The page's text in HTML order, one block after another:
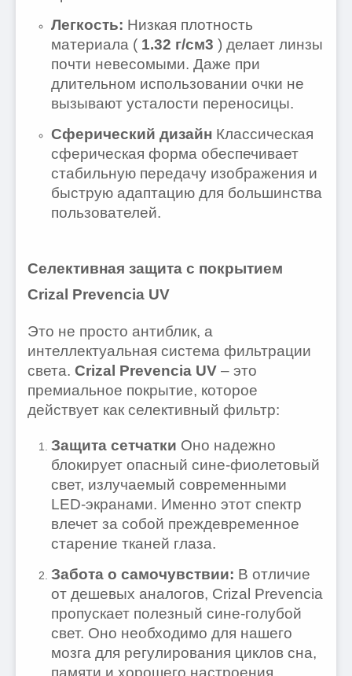
Легкость: Низкая плотность
материала ( 1.32 г/см3 ) делает линзы
почти невесомыми. Даже при
длительном использовании очки не
вызывают усталости переносицы.
Сферический дизайн Классическая
сферическая форма обеспечивает
стабильную передачу изображения и
быструю адаптацию для большинства
пользователей.
Селективная защита с покрытием
Crizal Prevencia UV
Это не просто антиблик, а
интеллектуальная система фильтрации
света. Crizal Prevencia UV – это
премиальное покрытие, которое
действует как селективный фильтр:
Защита сетчатки Оно надежно
блокирует опасный сине-фиолетовый
свет, излучаемый современными
LED-экранами. Именно этот спектр
влечет за собой преждевременное
старение тканей глаза.
Забота о самочувствии: В отличие
от дешевых аналогов, Crizal Prevencia
пропускает полезный сине-голубой
свет. Оно необходимо для нашего
мозга для регулирования циклов сна,